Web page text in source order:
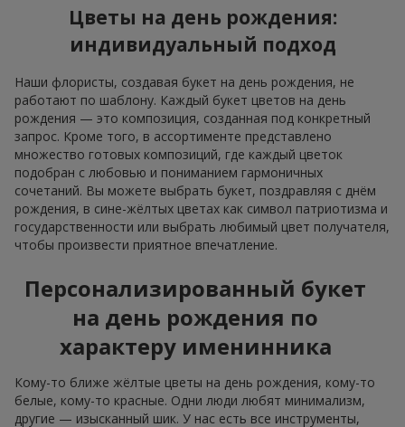
Цветы на день рождения:
индивидуальный подход
Наши флористы, создавая букет на день рождения, не
работают по шаблону. Каждый букет цветов на день
рождения — это композиция, созданная под конкретный
запрос. Кроме того, в ассортименте представлено
множество готовых композиций, где каждый цветок
подобран с любовью и пониманием гармоничных
сочетаний. Вы можете выбрать букет, поздравляя с днём
рождения, в сине-жёлтых цветах как символ патриотизма и
государственности или выбрать любимый цвет получателя,
чтобы произвести приятное впечатление.
Персонализированный букет
на день рождения по
характеру именинника
Кому-то ближе жёлтые цветы на день рождения, кому-то
белые, кому-то красные. Одни люди любят минимализм,
другие — изысканный шик. У нас есть все инструменты,